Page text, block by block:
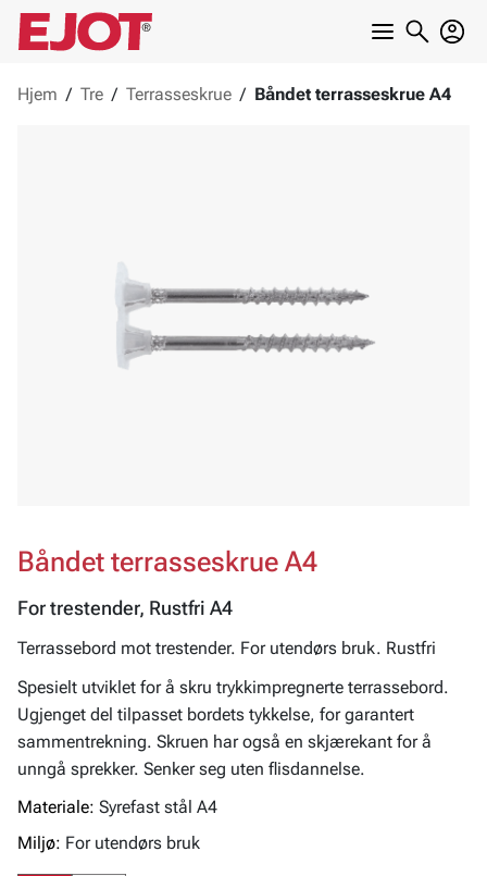
Hjem / Tre / Terrasseskrue / Båndet terrasseskrue A4
Båndet terrasseskrue A4
For trestender, Rustfri A4
Terrassebord mot trestender. For utendørs bruk. Rustfri
Spesielt utviklet for å skru trykkimpregnerte terrassebord.
Ugjenget del tilpasset bordets tykkelse, for garantert
sammentrekning. Skruen har også en skjærekant for å
unngå sprekker. Senker seg uten flisdannelse.
Materiale: Syrefast stål A4
Miljø: For utendørs bruk